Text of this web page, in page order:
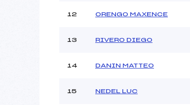
12 ORENGO MAXENCE
13 RIVERO DIEGO
14 DANIN MATTEO
15 NEDEL LUC